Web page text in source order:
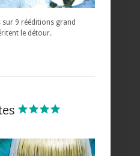
sur 9 rééditions grand
le détour.